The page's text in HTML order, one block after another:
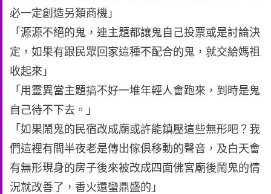
必一定創造另類商機」
「源源不絕的鬼，連主題都讓鬼自己投票或是討論決
定，如果有跟民眾回家這種不配合的鬼，就交給媽祖
收起來」
「用靈異當主題搞不好一堆年輕人會跑來，到時是鬼
自己待不下去。」
「如果鬧鬼的民宿改成廟或許能鎮壓這些無形吧？我
們這裡有間半夜老是傳出傢俱移動的聲音，及白天會
有無形現身的房子後來被改成四面佛宮廟後鬧鬼的情
況就改善了，香火還蠻鼎盛的」